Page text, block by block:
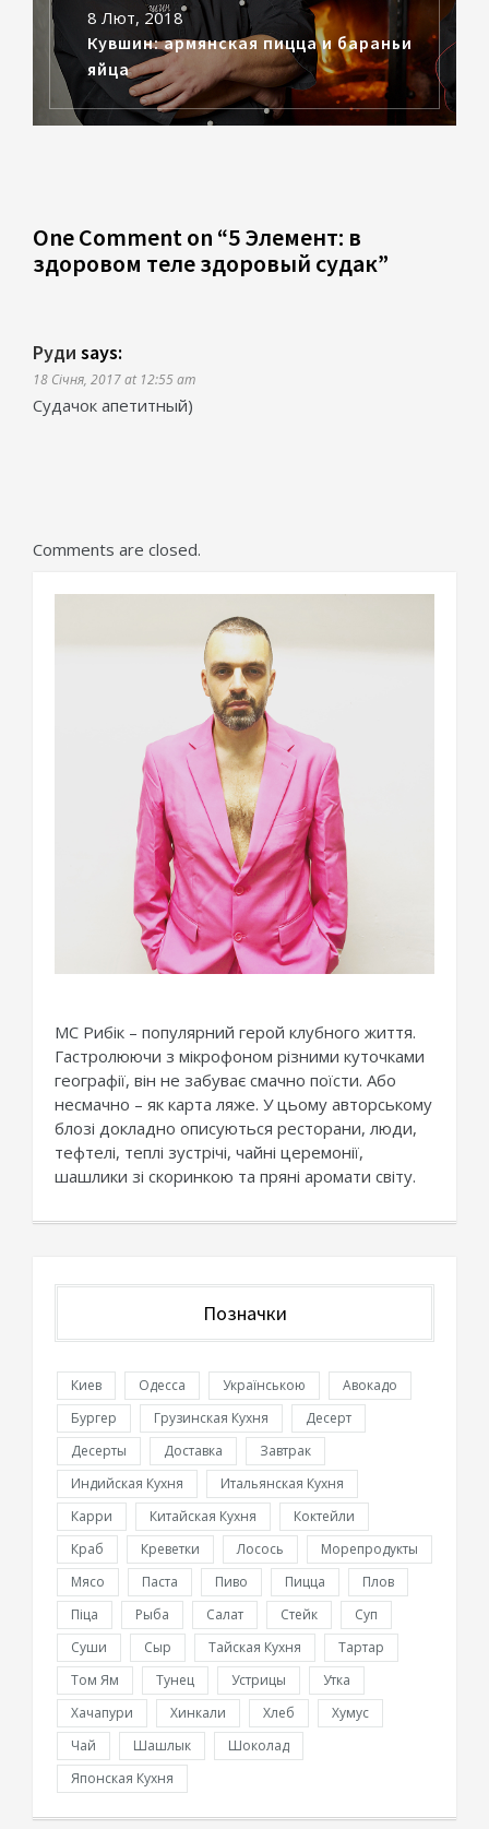
8 Лют, 2018
Кувшин: армянская пицца и бараньи
яйца
One Comment on “5 Элемент: в
здоровом теле здоровый судак”
Руди says:
18 Січня, 2017 at 12:55 am
Cудачок апетитный)
Comments are closed.
МС Рибік – популярний герой клубного життя.
Гастролюючи з мікрофоном різними куточками
географії, він не забуває смачно поїсти. Або
несмачно – як карта ляже. У цьому авторському
блозі докладно описуються ресторани, люди,
тефтелі, теплі зустрічі, чайні церемонії,
шашлики зі скоринкою та пряні аромати світу.
Позначки
Киев Одесса Українською
Авокадо
Бургер
Грузинская Кухня
Десерт
Десерты
Доставка
Завтрак
Индийская Кухня
Итальянская Кухня
Карри
Китайская Кухня
Коктейли
Краб
Креветки Лосось
Морепродукты
Мясо
Паста Пиво Пицца
Плов
Піца
Рыба Салат Стейк
Суп
Суши
Сыр Тайская Кухня
Тартар
Том Ям
Тунец Устрицы
Утка
Хачапури
Хинкали Хлеб
Хумус
Чай
Шашлык
Шоколад
Японская Кухня